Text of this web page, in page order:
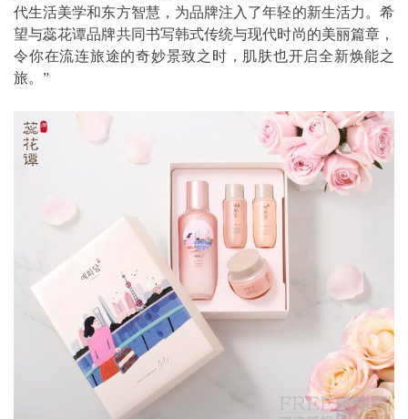
代生活美学和东方智慧，为品牌注入了年轻的新生活力。希
望与蕊花谭品牌共同书写韩式传统与现代时尚的美丽篇章，
令你在流连旅途的奇妙景致之时，肌肤也开启全新焕能之
旅。”